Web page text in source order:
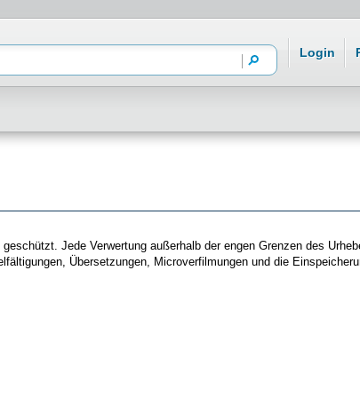
Login
Jede Verwertung außerhalb der engen Grenzen des
Übersetzungen, Microverfilmungen und die